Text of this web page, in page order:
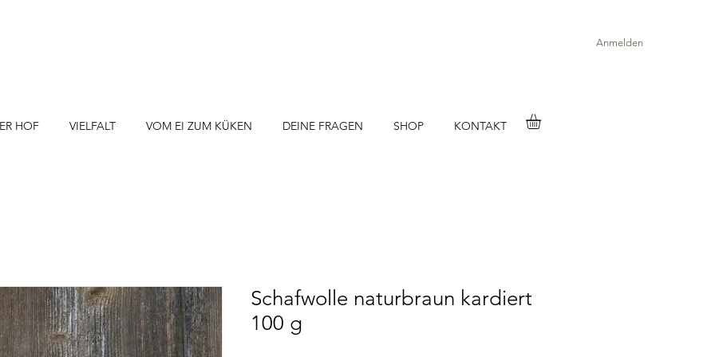
Anmelden
HOF VIELFALT VOM EI ZUM KÜKEN DEINE FRAGEN SHOP KONTAKT
Schafwolle naturbraun kardiert
100 g